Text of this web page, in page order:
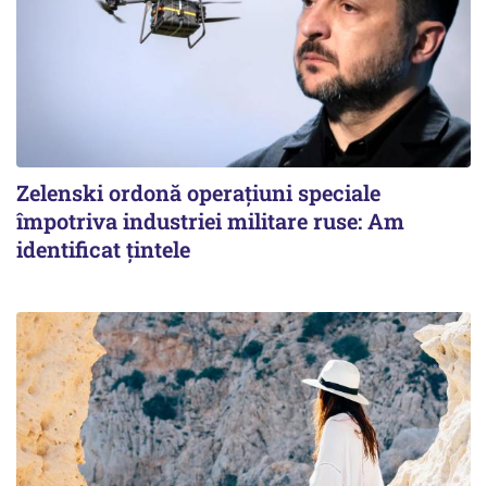
Zelenski ordonă operațiuni speciale
împotriva industriei militare ruse: Am
identificat țintele